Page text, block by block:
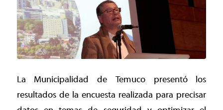
La Municipalidad de Temuco presentó los
resultados de la encuesta realizada para precisar